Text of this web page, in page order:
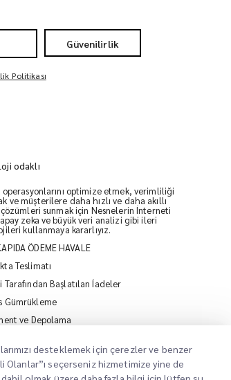
Güvenilirlik
Politikası
odaklı
operasyonlarını optimize etmek, verimliliği
ve müşterilere daha hızlı ve daha akıllı
sunmak için Nesnelerin İnterneti
zeka ve büyük veri analizi gibi ileri
kullanmaya kararlıyız.
ÖDEME HAVALE
Teslimatı
Tarafından Başlatılan İadeler
Gümrükleme
ve Depolama
desteklemek için çerezler ve benzer
Olanlar”ı seçerseniz hizmetimize yine de
Chat